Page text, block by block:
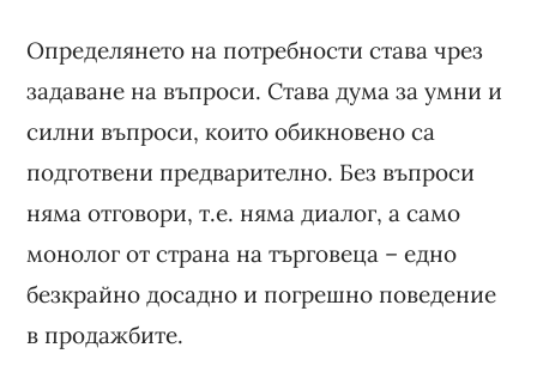
Определянето на потребности става чрез
задаване на въпроси. Става дума за умни и
силни въпроси, които обикновено са
подготвени предварително. Без въпроси
няма отговори, т.е. няма диалог, а само
монолог от страна на търговеца – едно
безкрайно досадно и погрешно поведение
в продажбите.